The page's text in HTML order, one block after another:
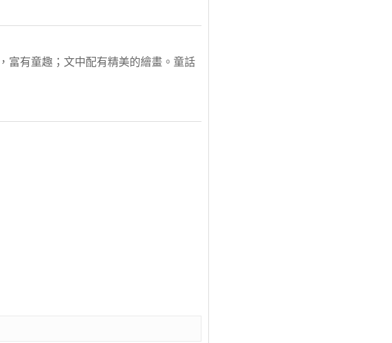
富有童趣；文中配有精美的繪畫。童話